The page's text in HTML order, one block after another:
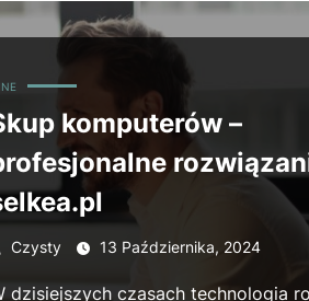
komputerów –
Czysty 13 Października, 2024
dzisiejszych czasach technologia